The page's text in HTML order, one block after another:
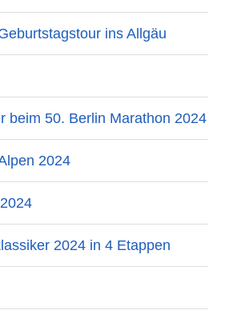
ins Allgäu
beim 50. Berlin Marathon 2024
2024
2024 in 4 Etappen